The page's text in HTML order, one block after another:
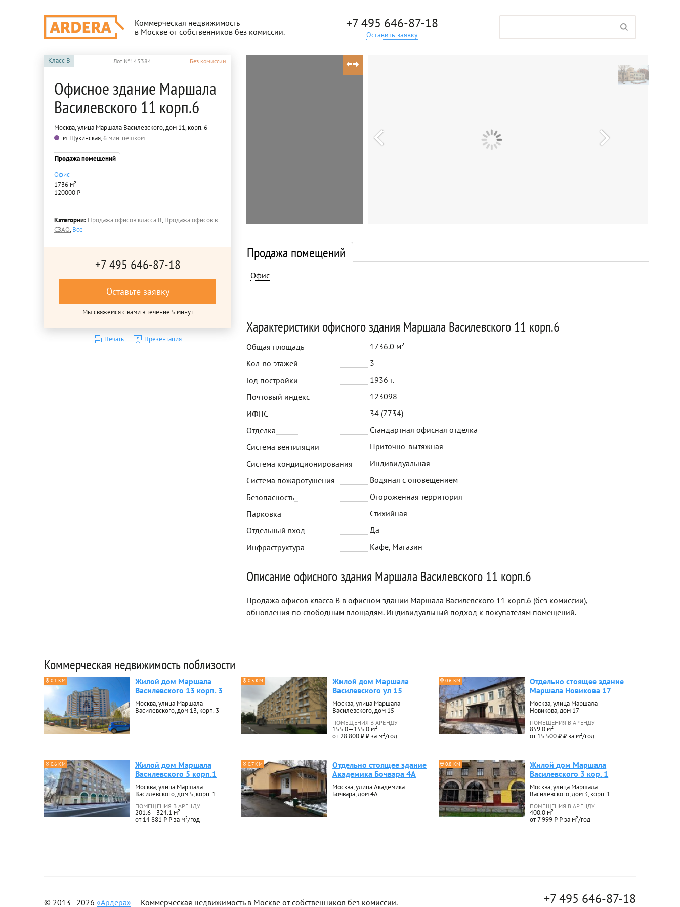
Коммерческая недвижимость
в Москве от собственников без комиссии.
+7 495 646-87-18
Оставить заявку
Класс B Лот №145384 Без комиссии
Офисное здание Маршала
Василевского 11 корп.6
Москва, улица Маршала Василевского, дом 11, корп. 6
м. Щукинская,6 мин. пешком
Продажа помещений
Офис
1736 м²
120000 ₽
Категории: Продажа офисов класса B,Продажа офисов в
СЗАО,Все
+7 495 646-87-18
Оставьте заявку
Мы свяжемся с вами в течение 5 минут
Печать Презентация
Продажа помещений
Офис
Характеристики офисного здания Маршала Василевского 11 корп.6
Общая площадь
1736.0 м²
Кол-во этажей
3
Год постройки
1936 г.
Почтовый индекс
123098
ИФНС
34 (7734)
Отделка
Стандартная офисная отделка
Система вентиляции
Приточно-вытяжная
Система кондиционирования
Индивидуальная
Система пожаротушения
Водяная с оповещением
Безопасность
Огороженная территория
Парковка
Стихийная
Отдельный вход
Да
Инфраструктура
Кафе, Магазин
Описание офисного здания Маршала Василевского 11 корп.6
Продажа офисов класса B в офисном здании Маршала Василевского 11 корп.6 (без комиссии),
обновления по свободным площадям. Индивидуальный подход к покупателям помещений.
Коммерческая недвижимость поблизости
0.1 КМ
Жилой дом Маршала
Василевского 13 корп. 3
Москва, улица Маршала
Василевского, дом 13, корп. 3
0.3 КМ
Жилой дом Маршала
Василевского ул 15
Москва, улица Маршала
Василевского, дом 15
ПОМЕЩЕНИЯ В АРЕНДУ
155.0—155.0 м²
от 28 800 ₽ ₽ за м²/год
0.6 КМ
Отдельно стоящее здание
Маршала Новикова 17
Москва, улица Маршала
Новикова, дом 17
ПОМЕЩЕНИЯ В АРЕНДУ
859.0 м²
от 15 500 ₽ ₽ за м²/год
0.6 КМ
Жилой дом Маршала
Василевского 5 корп.1
Москва, улица Маршала
Василевского, дом 5, корп. 1
ПОМЕЩЕНИЯ В АРЕНДУ
201.6—324.1 м²
от 14 881 ₽ ₽ за м²/год
0.7 КМ
Отдельно стоящее здание
Академика Бочвара 4А
Москва, улица Академика
Бочвара, дом 4А
0.8 КМ
Жилой дом Маршала
Василевского 3 кор. 1
Москва, улица Маршала
Василевского, дом 3, корп. 1
ПОМЕЩЕНИЯ В АРЕНДУ
400.0 м²
от 7 999 ₽ ₽ за м²/год
© 2013–2026 «Ардера» — Коммерческая недвижимость в Москве от собственников без комиссии. +7 495 646-87-18